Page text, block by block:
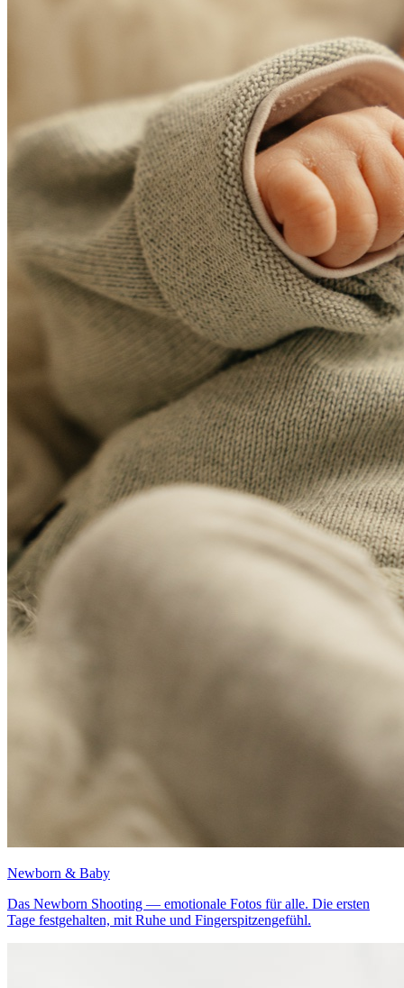
Newborn & Baby
Das Newborn Shooting — emotionale Fotos für alle. Die ersten
Tage festgehalten, mit Ruhe und Fingerspitzengefühl.